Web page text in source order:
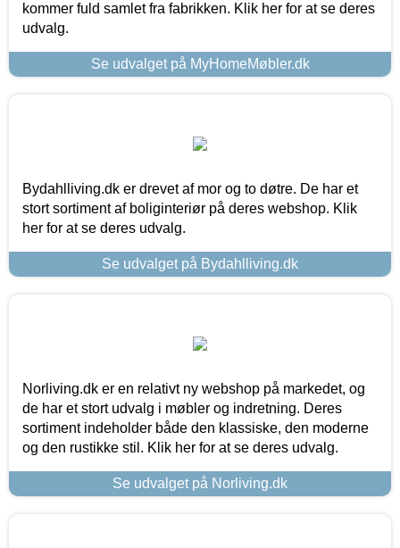
kommer fuld samlet fra fabrikken. Klik her for at se deres
udvalg.
Se udvalget på MyHomeMøbler.dk
Bydahlliving.dk er drevet af mor og to døtre. De har et
stort sortiment af boliginteriør på deres webshop. Klik
her for at se deres udvalg.
Se udvalget på Bydahlliving.dk
Norliving.dk er en relativt ny webshop på markedet, og
de har et stort udvalg i møbler og indretning. Deres
sortiment indeholder både den klassiske, den moderne
og den rustikke stil. Klik her for at se deres udvalg.
Se udvalget på Norliving.dk